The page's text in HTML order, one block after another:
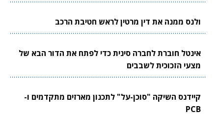
ולנס ממנה את דין מרטין לראש חטיבת הרכב
אינטל חוברת לחברה סינית כדי לפתח את הדור הבא של
מצעי הזכוכית לשבבים
קיידנס השיקה "סוכן-על" לתכנון מארזים מתקדמים ו-
PCB